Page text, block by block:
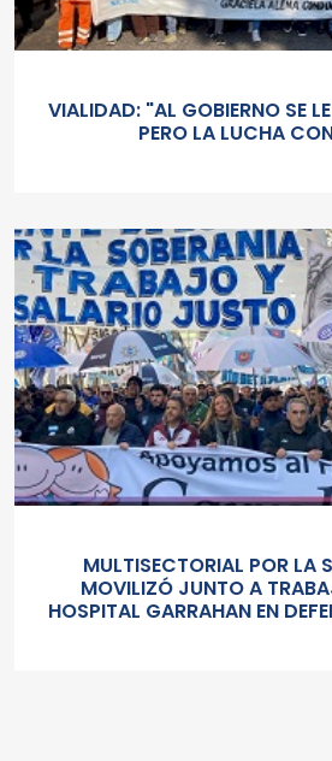
VIALIDAD: "AL GOBIERNO SE
PERO LA LUCHA
MULTISECTORIAL POR LA
MOVILIZÓ JUNTO A
HOSPITAL GARRAHAN EN